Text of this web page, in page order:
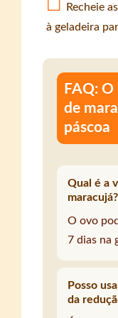
Recheie
à geladeira
FAQ:
de
páscoa
Qual é a
maracujá?
O ovo
7 dias na
Posso
da